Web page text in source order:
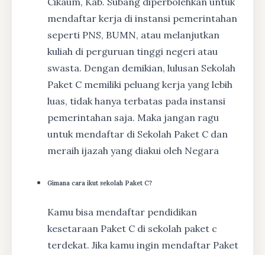
mendaftar kerja di instansi pemerintahan
seperti PNS, BUMN, atau melanjutkan
kuliah di perguruan tinggi negeri atau
swasta. Dengan demikian, lulusan Sekolah
Paket C memiliki peluang kerja yang lebih
luas, tidak hanya terbatas pada instansi
pemerintahan saja. Maka jangan ragu
untuk mendaftar di Sekolah Paket C dan
meraih ijazah yang diakui oleh Negara
Gimana cara ikut sekolah Paket C?
Kamu bisa mendaftar pendidikan
kesetaraan Paket C di sekolah paket c
terdekat. Jika kamu ingin mendaftar Paket